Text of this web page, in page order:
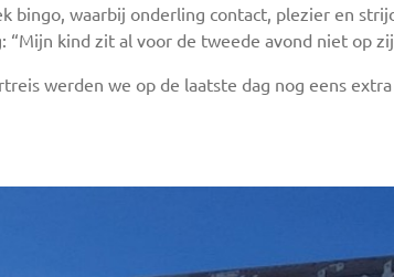
bingo, waarbij onderling contact, plezier en
“Mijn kind zit al voor de tweede avond niet op
werden we op de laatste dag nog eens